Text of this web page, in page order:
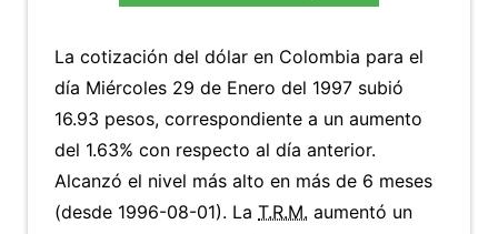
La cotización del dólar en Colombia para el
día Miércoles 29 de Enero del 1997 subió
16.93 pesos, correspondiente a un aumento
del 1.63% con respecto al día anterior.
Alcanzó el nivel más alto en más de 6 meses
(desde 1996-08-01). La T.R.M. aumentó un